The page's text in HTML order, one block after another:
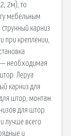
2м), то
мебельным
карниз
при креплении,
— необходимая
Леруа
карниз для
штор, монтаж
для штор.
лучше всего
и